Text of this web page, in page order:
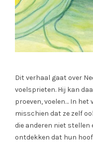
Dit verhaal gaat over
voelsprieten. Hij kan
proeven, voelen… In
misschien dat ze zelf
die anderen niet stellen
ontdekken dat hun